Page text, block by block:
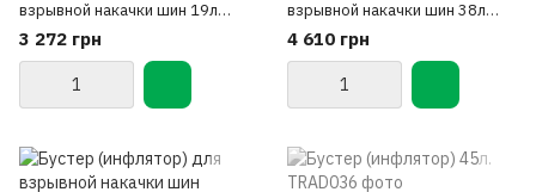
взрывной накачки шин 19л
(SF018) G.I.KRAFT BSTR19L
3 272 грн
взрывной накачки шин 38л
(SF036) G.I.KRAFT BSTR38L
4 610 грн